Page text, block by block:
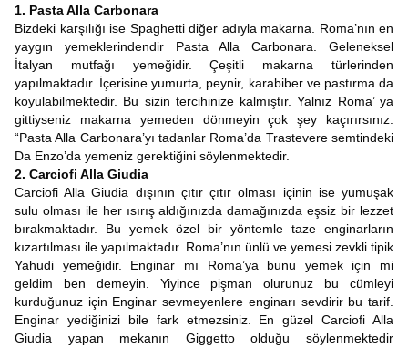
1. Pasta Alla Carbonara
Bizdeki karşılığı ise Spaghetti diğer adıyla makarna. Roma’nın en
yaygın yemeklerindendir Pasta Alla Carbonara. Geleneksel
İtalyan mutfağı yemeğidir. Çeşitli makarna türlerinden
yapılmaktadır. İçerisine yumurta, peynir, karabiber ve pastırma da
koyulabilmektedir. Bu sizin tercihinize kalmıştır. Yalnız Roma’ ya
gittiyseniz makarna yemeden dönmeyin çok şey kaçırırsınız.
“Pasta Alla Carbonara’yı tadanlar Roma’da Trastevere semtindeki
Da Enzo’da yemeniz gerektiğini söylenmektedir.
2. Carciofi Alla Giudia
Carciofi Alla Giudia dışının çıtır çıtır olması içinin ise yumuşak
sulu olması ile her ısırış aldığınızda damağınızda eşsiz bir lezzet
bırakmaktadır. Bu yemek özel bir yöntemle taze enginarların
kızartılması ile yapılmaktadır. Roma’nın ünlü ve yemesi zevkli tipik
Yahudi yemeğidir. Enginar mı Roma’ya bunu yemek için mi
geldim ben demeyin. Yiyince pişman olurunuz bu cümleyi
kurduğunuz için Enginar sevmeyenlere enginarı sevdirir bu tarif.
Enginar yediğinizi bile fark etmezsiniz. En güzel Carciofi Alla
Giudia yapan mekanın Giggetto olduğu söylenmektedir